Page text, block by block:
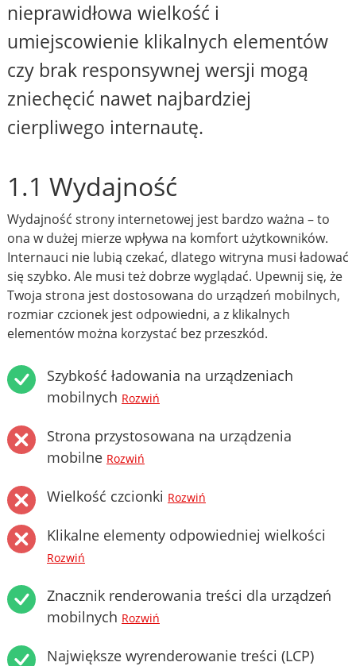
nieprawidłowa wielkość i
umiejscowienie klikalnych elementów
czy brak responsywnej wersji mogą
zniechęcić nawet najbardziej
cierpliwego internautę.
1.1 Wydajność
Wydajność strony internetowej jest bardzo ważna – to
ona w dużej mierze wpływa na komfort użytkowników.
Internauci nie lubią czekać, dlatego witryna musi ładować
się szybko. Ale musi też dobrze wyglądać. Upewnij się, że
Twoja strona jest dostosowana do urządzeń mobilnych,
rozmiar czcionek jest odpowiedni, a z klikalnych
elementów można korzystać bez przeszkód.
Szybkość ładowania na urządzeniach
mobilnych Rozwiń
Strona przystosowana na urządzenia
mobilne Rozwiń
Wielkość czcionki Rozwiń
Klikalne elementy odpowiedniej wielkości
Rozwiń
Znacznik renderowania treści dla urządzeń
mobilnych Rozwiń
Największe wyrenderowanie treści (LCP)